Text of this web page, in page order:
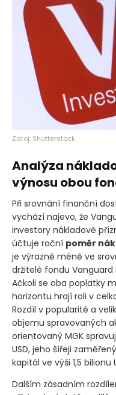
Zdroj: Shutterstock
Analýza
výnosu obou
Při srovnání finanční
vychází najevo, že
investory nákladově
účtuje roční poměr
je výrazně méně ve
držitelé fondu Vanguard
Ačkoli se oba poplatky
horizontu hrají roli v
Rozdíl v popularitě a
objemu spravovaných
orientovaný MGK
USD, jeho šířeji
kapitál ve výši 1,5 bilionu
Dalším zásadním